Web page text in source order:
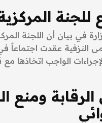
للجنة
في بيان أن اللجنة
النزفية عقدت اجتماعاً في
الواجب اتخاذها
ومنع